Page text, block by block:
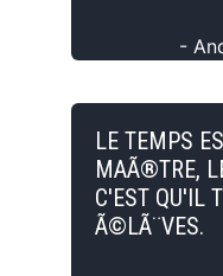
-
LE TEMPS
MAÃ®TRE,
C'EST QU'IL
Ã©LÃ¨VES.